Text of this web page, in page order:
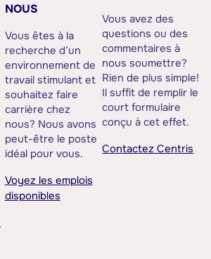
NOUS
Vous êtes à la
recherche d’un
environnement de
travail stimulant et
souhaitez faire
carrière chez
nous? Nous avons
peut-être le poste
idéal pour vous.
Voyez les emplois
disponibles
Vous avez des
questions ou des
commentaires à
nous soumettre?
Rien de plus simple!
Il suffit de remplir le
court formulaire
conçu à cet effet.
Contactez Centris